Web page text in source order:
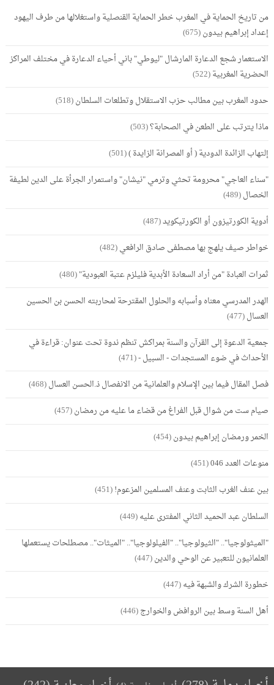
من تاريخ الحماية في المغرب خطر الحماية القنصلية واستغلالها من طرف اليهود
إعداد إبراهيم بيدون(675)
الاستعمار شجع الدعارة المارشال "ليوطي" باني أحياء الدعارة في مختلف المراكز
الحضرية المغربية(522)
حدود المغرب بين مطالب حزب الاستقلال وتطلعات السلطان(518)
ماذا يترتب على الطعن في الصحابة؟(503)
إلتهاب الزائدة الدودية ( أو المصرانة الزايدة )(501)
"سناء العاجي" محرومة تحثي وترمي "نيشان" واستمرار الجرأة على الدين لطيفة
الخصال(489)
أدوية الكورتيزون أو الكورتيكويد(487)
خواطر صيف يلهج بها مصطفى صادق الرافعي(482)
ثمرات العبادة "من أراد السعادة الأبدية فليلزم عتبة العبودية"(480)
الهدر المدرسي معناه وأسبابه والحلول المقترحة لمحاربته الحسن بن الحسين
العسال(477)
جمعية الدعوة إلى القرآن والسنة بمراكش تنظم ندوة تحت عنوان: قراءة في
الأحداث في ضوء المستجدات - السبيل -(471)
فصل المقال فيما بين الإسلام والعلمانية من الانفصال ذ.الحسن العسال(468)
صيام ست من شوال قبل الفراغ من قضاء ما عليه من رمضان(457)
الخمر ورمضان إبراهيم بيدون(454)
منوعات العدد 046
(451)
بين عنف الغرب الثابت وعنف المسلمين المزعوم!(451)
السلطان عبد الحميد الثاني المفترى عليه(449)
"الميثولوجيا".. "الثيولوجيا".. "الفيلولوجيا".. "الميثات".. مصطلحات يستعملها
العلمانيون للتعبير عن الوحي والدين(447)
خطورة الشرك والشبهة فيه(447)
أهل السنة وسط بين الروافض والخوارج(446)